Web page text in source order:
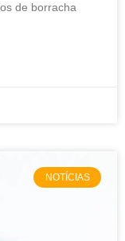
de borracha
NOTÍCIAS